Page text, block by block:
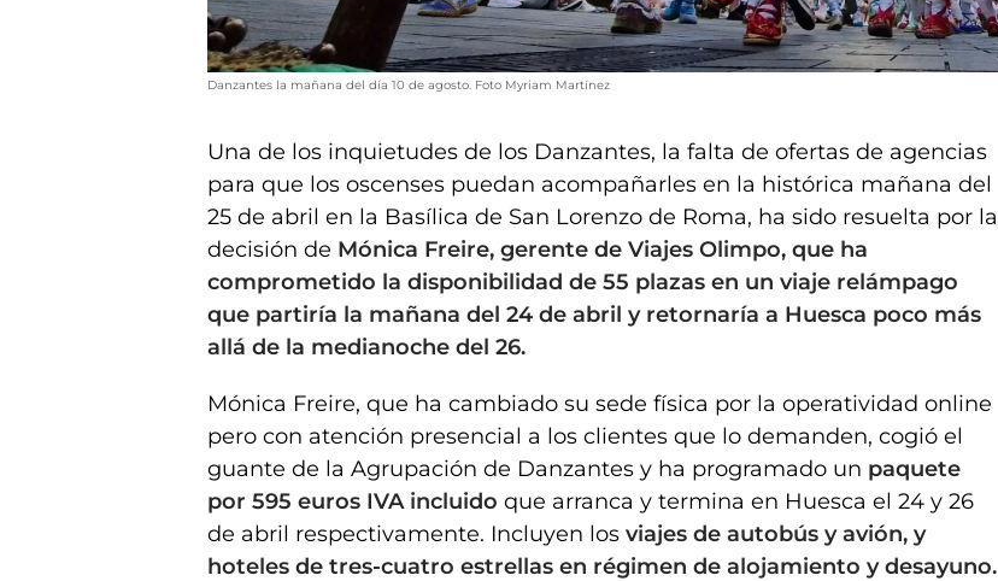
Danzantes la mañana del día 10 de agosto. Foto Myriam Martínez
Una de los inquietudes de los Danzantes, la falta de ofertas de agencias
para que los oscenses puedan acompañarles en la histórica mañana del
25 de abril en la Basílica de San Lorenzo de Roma, ha sido resuelta por la
decisión de Mónica Freire, gerente de Viajes Olimpo, que ha
comprometido la disponibilidad de 55 plazas en un viaje relámpago
que partiría la mañana del 24 de abril y retornaría a Huesca poco más
allá de la medianoche del 26.
Mónica Freire, que ha cambiado su sede física por la operatividad online
pero con atención presencial a los clientes que lo demanden, cogió el
guante de la Agrupación de Danzantes y ha programado un paquete
por 595 euros IVA incluido que arranca y termina en Huesca el 24 y 26
de abril respectivamente. Incluyen los viajes de autobús y avión, y
hoteles de tres-cuatro estrellas en régimen de alojamiento y desayuno.